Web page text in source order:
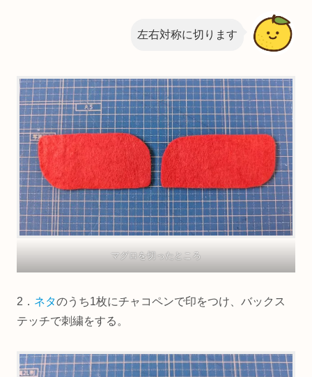
左右対称に切ります
マグロを切ったところ
2． ネタのうち1枚にチャコペンで印をつけ、バックス
テッチで刺繍をする。